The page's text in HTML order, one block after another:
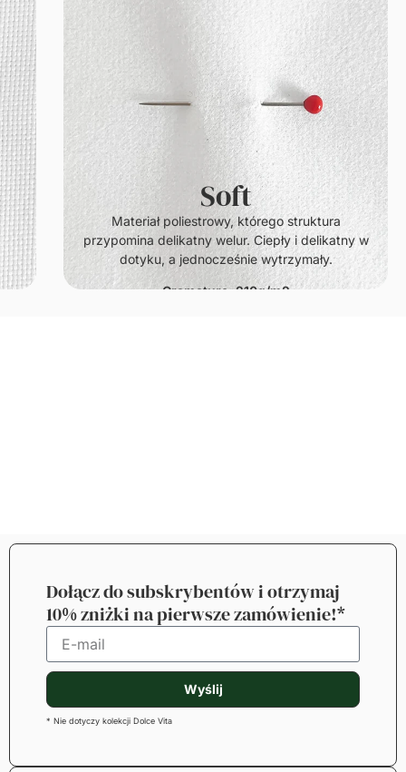
Soft
Materiał poliestrowy, którego struktura
przypomina delikatny welur. Ciepły i delikatny w
dotyku, a jednocześnie wytrzymały.
Gramatura: 210g/m2
Dołącz do subskrybentów i otrzymaj
10% zniżki na pierwsze zamówienie!*
Wyślij
* Nie dotyczy kolekcji Dolce Vita